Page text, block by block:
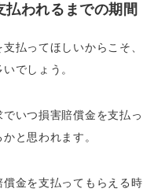
われるまでの期間
払ってほしいからこそ、
でしょう。
いつ損害賠償金を支払っ
と思われます。
金を支払ってもらえる時